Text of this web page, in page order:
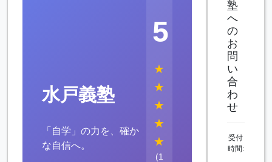
水戸義塾
「自学」の力を、確か
な自信へ。
5
★
★
★
★
★
(1
塾
へ
の
お
問
い
合
わ
せ
受付
時間: